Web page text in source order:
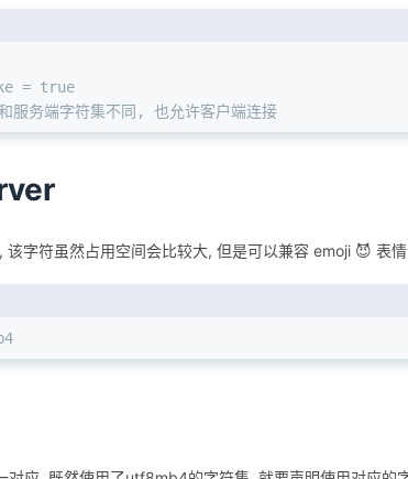
= true
务端字符集不同, 也允许客户端连接
字符虽然占用空间会比较大, 但是可以兼容 emoji 😈 表